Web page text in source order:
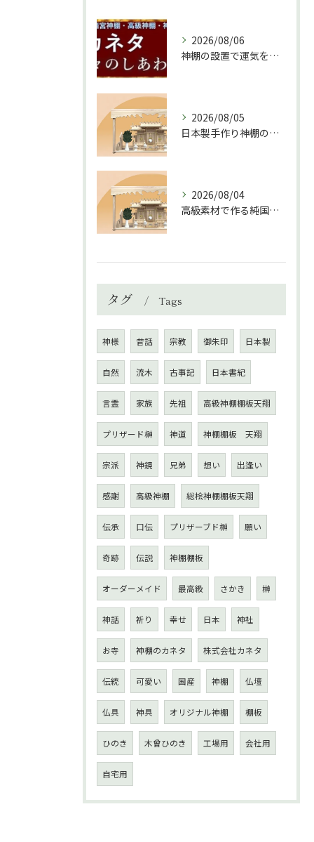
2026/08/06
神棚の設置で運気を上げる秘訣と環境づくり
2026/08/05
日本製手作り神棚の魅力と選び方ガイド
2026/08/04
高級素材で作る純国産神棚の魅力とこだわりの製造過程
タグ Tags
神様 昔話 宗教 御朱印 日本製
自然 流木 古事記 日本書紀
言霊 家族 先祖 高級神棚棚板天翔
プリザード榊 神道 神棚棚板 天翔
宗派 神鏡 兄弟 想い 出逢い
感謝 高級神棚 総桧神棚棚板天翔
伝承 口伝 プリザーブド榊 願い
奇跡 伝説 神棚棚板
オーダーメイド 最高級 さかき 榊
神話 祈り 幸せ 日本 神社
お寺 神棚のカネタ 株式会社カネタ
伝統 可愛い 国産 神棚 仏壇
仏具 神具 オリジナル神棚 棚板
ひのき 木曾ひのき 工場用 会社用
自宅用